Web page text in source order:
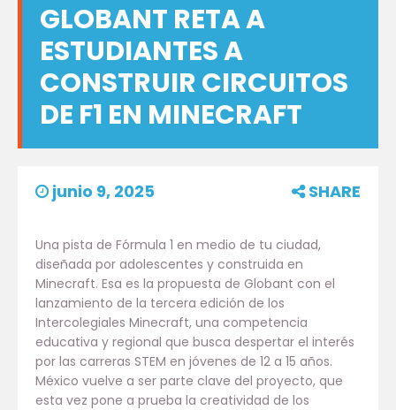
GLOBANT RETA A
ESTUDIANTES A
CONSTRUIR CIRCUITOS
DE F1 EN MINECRAFT
junio 9, 2025 SHARE
Una pista de Fórmula 1 en medio de tu ciudad,
diseñada por adolescentes y construida en
Minecraft. Esa es la propuesta de Globant con el
lanzamiento de la tercera edición de los
Intercolegiales Minecraft, una competencia
educativa y regional que busca despertar el interés
por las carreras STEM en jóvenes de 12 a 15 años.
México vuelve a ser parte clave del proyecto, que
esta vez pone a prueba la creatividad de los